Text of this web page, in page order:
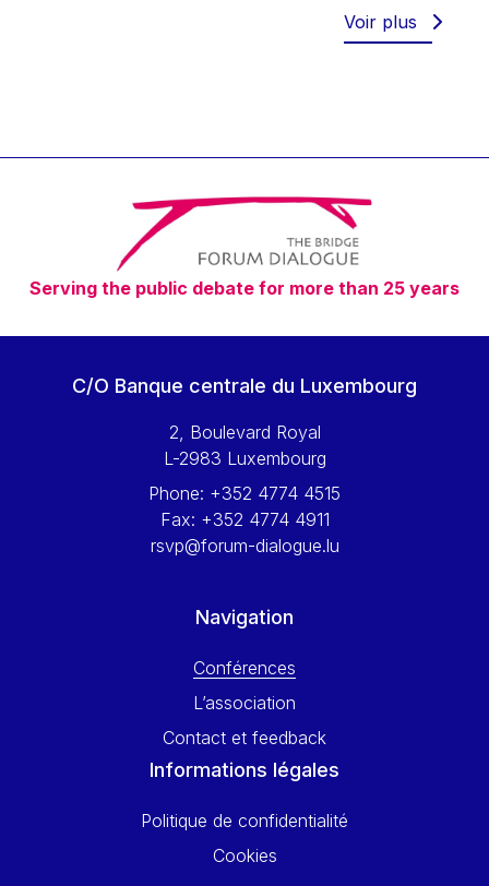
Timothy Radcliffe
Vaclav Klaus
Vassilios Skouris
Vítor Manuel da Silva Caldeira
Viviane Reding
Walter Hagg
Wolfgang Ketterle
Yossi Beillin
Yves FRANCHET
Voir plus
Serving the public debate for more than 25 years
C/O Banque centrale du Luxembourg
2, Boulevard Royal
L-2983 Luxembourg
Phone: +352 4774 4515
Fax: +352 4774 4911
rsvp@forum-dialogue.lu
Navigation
Conférences
L’association
Contact et feedback
Informations légales
Politique de confidentialité
Cookies